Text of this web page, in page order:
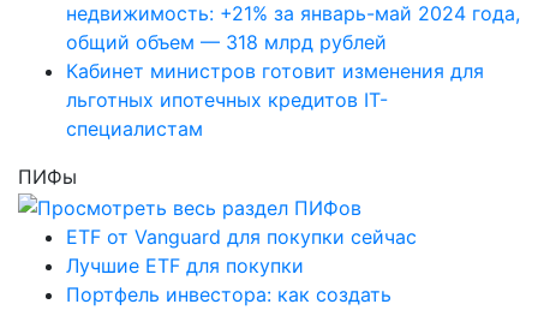
недвижимость: +21% за январь-май 2024 года,
общий объем — 318 млрд рублей
Кабинет министров готовит изменения для
льготных ипотечных кредитов IT-
специалистам
ПИФы
ETF от Vanguard для покупки сейчас
Лучшие ETF для покупки
Портфель инвестора: как создать